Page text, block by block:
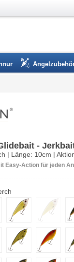
-
| Länge: 10cm |
Easy-Action für jeden